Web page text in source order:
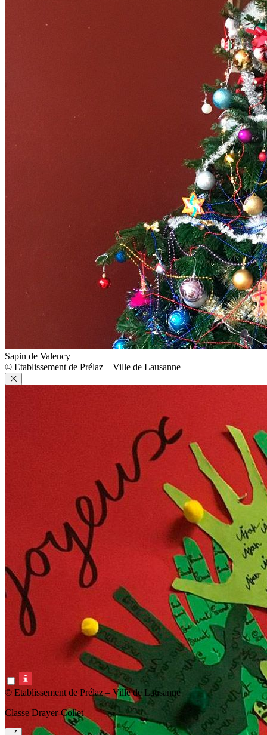
Sapin de Valency
© Etablissement de Prélaz – Ville de Lausanne
© Etablissement de Prélaz – Ville de Lausanne
Classe Drayer-Collet